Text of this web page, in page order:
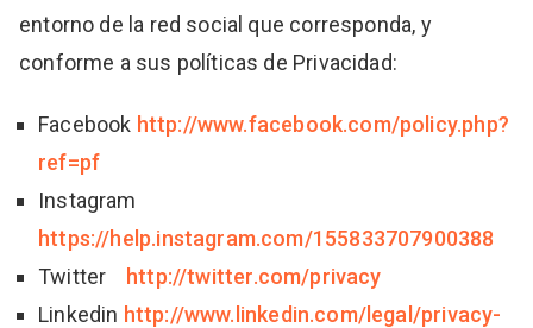
entorno de la red social que corresponda, y
conforme a sus políticas de Privacidad:
Facebook http://www.facebook.com/policy.php?
ref=pf
Instagram
https://help.instagram.com/155833707900388
Twitter
http://twitter.com/privacy
Linkedin http://www.linkedin.com/legal/privacy-